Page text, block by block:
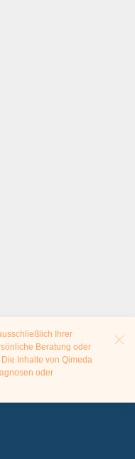
Ihrer
Beratung oder
Inhalte von Qimeda
oder